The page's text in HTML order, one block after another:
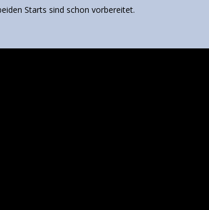
Starts sind schon vorbereitet.